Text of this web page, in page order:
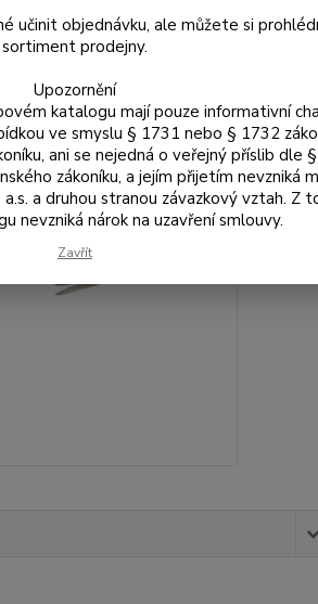
2
2
učinit objednávku, ale můžete si
sortiment prodejny.
Upozornění
katalogu mají pouze informativní
ve smyslu § 1731 nebo § 1732
ani se nejedná o veřejný příslib dle
zákoníku, a jejím přijetím nevzniká
a druhou stranou závazkový vztah. Z
nevzniká nárok na uzavření smlouvy.
Zavřít